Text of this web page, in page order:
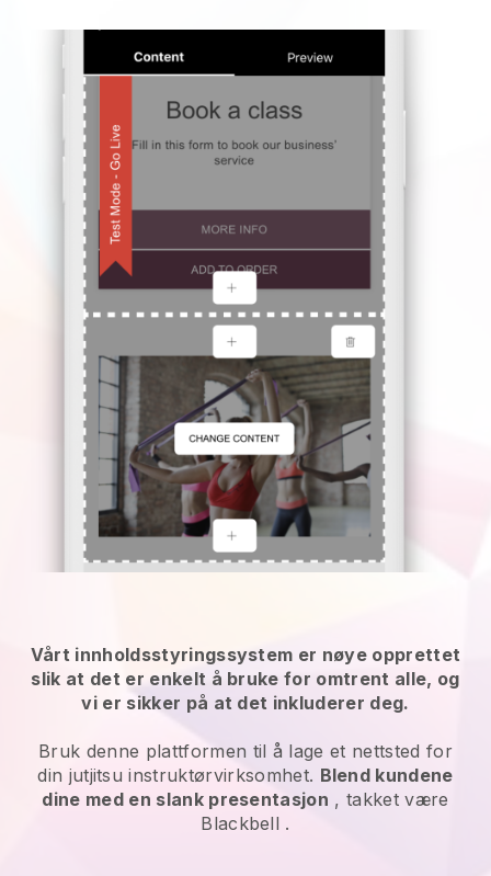
Vårt innholdsstyringssystem er nøye opprettet
slik at det er enkelt å bruke for omtrent alle, og
vi er sikker på at det inkluderer deg.
Bruk denne plattformen til å lage et nettsted for
din jutjitsu instruktørvirksomhet. Blend kundene
dine med en slank presentasjon , takket være
Blackbell .